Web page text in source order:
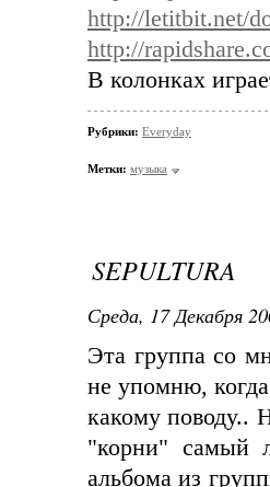
http://letitbit.net/
http://
В колонках
Рубрики: Everyday
Метки: музыка
SEPULTURA
Среда, 17 Декабря
Эта группа со
не упомню,
какому поводу..
"корни" самый
альбома из